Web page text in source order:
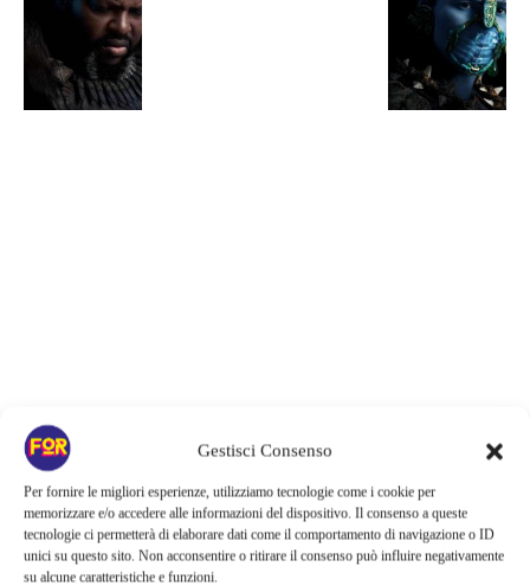
Gestisci Consenso
Per fornire le migliori esperienze, utilizziamo tecnologie come i cookie per
memorizzare e/o accedere alle informazioni del dispositivo. Il consenso a queste
tecnologie ci permetterà di elaborare dati come il comportamento di navigazione o ID
unici su questo sito. Non acconsentire o ritirare il consenso può influire negativamente
su alcune caratteristiche e funzioni.
Articoli recenti
Monster affronta il caso Lizzie Borden, Netflix svela data e prime
immagini: cosa anticipano sulla nuova stagione